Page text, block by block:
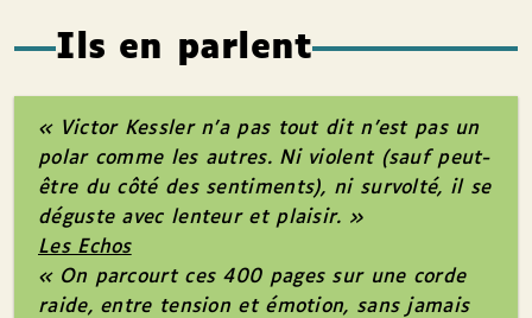
Ils en parlent
« Victor Kessler n’a pas tout dit n’est pas un
polar comme les autres. Ni violent (sauf peut-
être du côté des sentiments), ni survolté, il se
déguste avec lenteur et plaisir. »
Les Echos
« On parcourt ces 400 pages sur une corde
raide, entre tension et émotion, sans jamais